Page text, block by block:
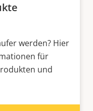
werden? Hier
für
und